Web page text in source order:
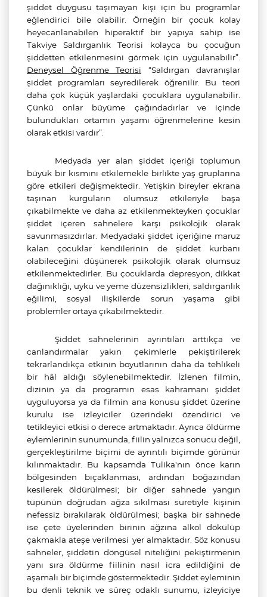
şiddet duygusu taşımayan kişi için bu programlar
eğlendirici bile olabilir. Örneğin bir çocuk kolay
heyecanlanabilen hiperaktif bir yapıya sahip ise
Takviye Saldırganlık Teorisi kolayca bu çocuğun
şiddetten etkilenmesini görmek için uygulanabilir”.
Deneysel Öğrenme Teorisi “Saldırgan davranışlar
şiddet programları seyredilerek öğrenilir. Bu teori
daha çok küçük yaşlardaki çocuklara uygulanabilir.
Çünkü onlar büyüme çağındadırlar ve içinde
bulundukları ortamın yaşamı öğrenmelerine kesin
olarak etkisi vardır”.
Medyada yer alan şiddet içeriği toplumun
büyük bir kısmını etkilemekle birlikte yaş gruplarına
göre etkileri değişmektedir. Yetişkin bireyler ekrana
taşınan kurguların olumsuz etkileriyle başa
çıkabilmekte ve daha az etkilenmekteyken çocuklar
şiddet içeren sahnelere karşı psikolojik olarak
savunmasızdırlar. Medyadaki şiddet içeriğine maruz
kalan çocuklar kendilerinin de şiddet kurbanı
olabileceğini düşünerek psikolojik olarak olumsuz
etkilenmektedirler. Bu çocuklarda depresyon, dikkat
dağınıklığı, uyku ve yeme düzensizlikleri, saldırganlık
eğilimi, sosyal ilişkilerde sorun yaşama gibi
problemler ortaya çıkabilmektedir.
Şiddet sahnelerinin ayrıntıları arttıkça ve
canlandırmalar yakın çekimlerle pekiştirilerek
tekrarlandıkça etkinin boyutlarının daha da tehlikeli
bir hâl aldığı söylenebilmektedir. İzlenen filmin,
dizinin ya da programın esas kahramanı şiddet
uyguluyorsa ya da filmin ana konusu şiddet üzerine
kurulu ise izleyiciler üzerindeki özendirici ve
tetikleyici etkisi o derece artmaktadır. Ayrıca öldürme
eylemlerinin sunumunda, fiilin yalnızca sonucu değil,
gerçekleştirilme biçimi de ayrıntılı biçimde görünür
kılınmaktadır. Bu kapsamda Tulika'nın önce karın
bölgesinden bıçaklanması, ardından boğazından
kesilerek öldürülmesi; bir diğer sahnede yangın
tüpünün doğrudan ağza sıkılması suretiyle kişinin
nefessiz bırakılarak öldürülmesi; başka bir sahnede
ise çete üyelerinden birinin ağzına alkol dökülüp
çakmakla ateşe verilmesi yer almaktadır. Söz konusu
sahneler, şiddetin döngüsel niteliğini pekiştirmenin
yanı sıra öldürme fiilinin nasıl icra edildiğini de
aşamalı bir biçimde göstermektedir. Şiddet eyleminin
bu denli teknik ve süreç odaklı sunumu, izleyiciye